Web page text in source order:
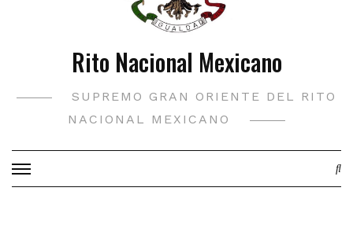
Rito Nacional Mexicano
SUPREMO GRAN ORIENTE DEL RITO
NACIONAL MEXICANO